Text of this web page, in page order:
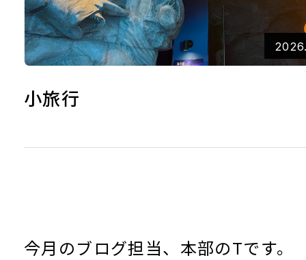
小旅行
今月のブログ担当、本部のTです。